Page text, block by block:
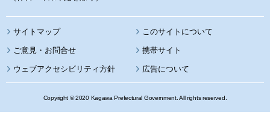
サイトマップ このサイトについて
携帯サイト
ウェブアクセシビリティ方針 広告について
Copyright © 2020 Kagawa Prefectural Government. All rights reserved.